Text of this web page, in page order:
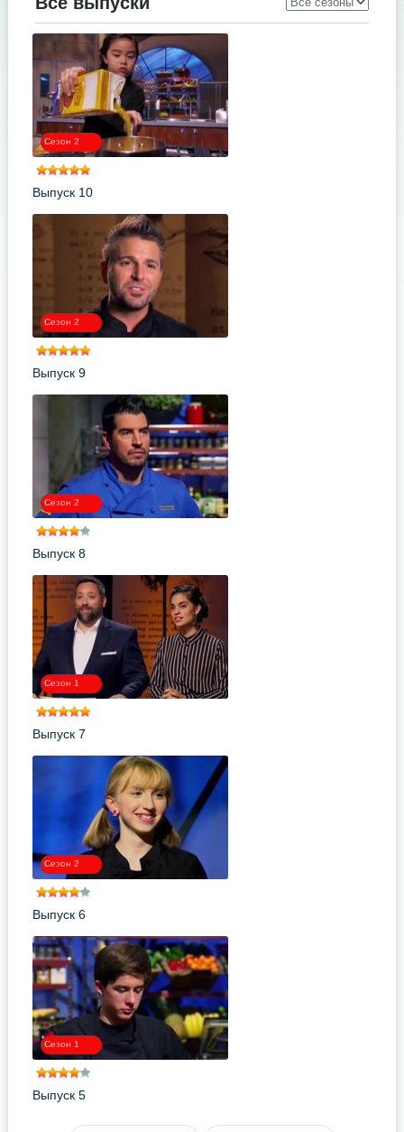
Сезон 2
Выпуск 10
Сезон 2
Выпуск 9
Сезон 2
Выпуск 8
Сезон 1
Выпуск 7
Сезон 2
Выпуск 6
Сезон 1
Выпуск 5